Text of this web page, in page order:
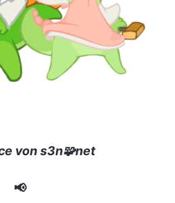
von s3n🧩net
📢